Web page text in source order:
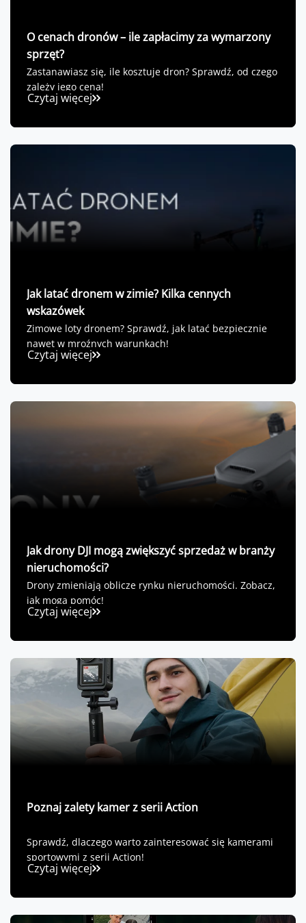
O cenach dronów – ile zapłacimy za wymarzony
sprzęt?
Zastanawiasz się, ile kosztuje dron? Sprawdź, od czego
zależy jego cena!
Czytaj więcej
Jak latać dronem w zimie? Kilka cennych
wskazówek
Zimowe loty dronem? Sprawdź, jak latać bezpiecznie
nawet w mroźnych warunkach!
Czytaj więcej
Jak drony DJI mogą zwiększyć sprzedaż w branży
nieruchomości?
Drony zmieniają oblicze rynku nieruchomości. Zobacz,
jak mogą pomóc!
Czytaj więcej
Poznaj zalety kamer z serii Action
Sprawdź, dlaczego warto zainteresować się kamerami
sportowymi z serii Action!
Czytaj więcej